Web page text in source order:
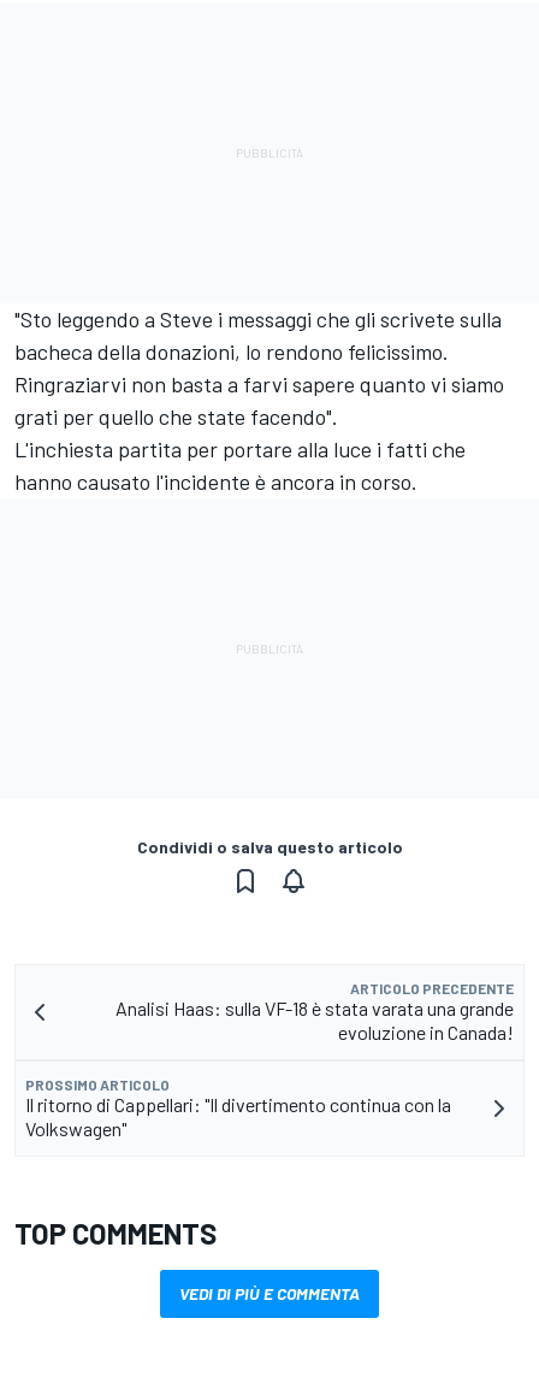
"Sto leggendo a Steve i messaggi che gli scrivete sulla
bacheca della donazioni, lo rendono felicissimo.
Ringraziarvi non basta a farvi sapere quanto vi siamo
grati per quello che state facendo".
L'inchiesta partita per portare alla luce i fatti che
hanno causato l'incidente è ancora in corso.
Condividi o salva questo articolo
ARTICOLO PRECEDENTE
Analisi Haas: sulla VF-18 è stata varata una grande
evoluzione in Canada!
PROSSIMO ARTICOLO
Il ritorno di Cappellari: "Il divertimento continua con la
Volkswagen"
TOP COMMENTS
VEDI DI PIÙ E COMMENTA